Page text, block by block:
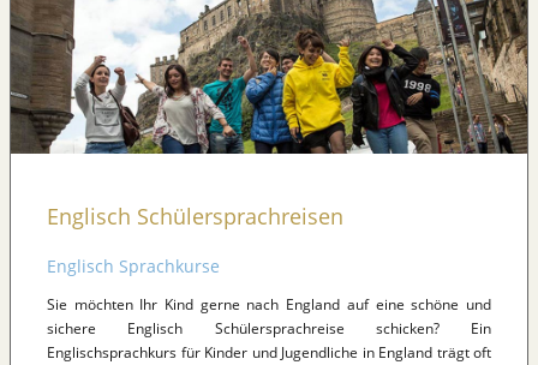
Englisch Schülersprachreisen
Englisch Sprachkurse
Sie möchten Ihr Kind gerne nach England auf eine schöne und
sichere Englisch Schülersprachreise schicken? Ein
Englischsprachkurs für Kinder und Jugendliche in England trägt oft